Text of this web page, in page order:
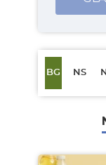
BG NS NI